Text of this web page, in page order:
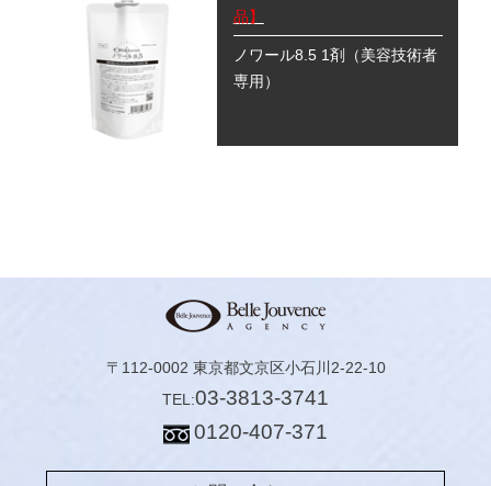
品】
ノワール8.5 1剤 （美容技術者
専用）
〒112-0002 東京都文京区小石川2-22-10
TEL:03-3813-3741
0120-407-371